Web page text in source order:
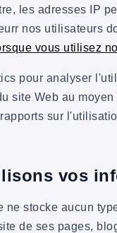
les adresses IP
nos utilisateurs
vous utilisez
pour analyser
site Web au
sur
vos
ne stocke aucun
de ses pages,